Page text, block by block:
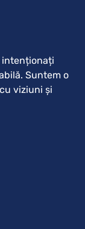
intenționați
Suntem o
viziuni și